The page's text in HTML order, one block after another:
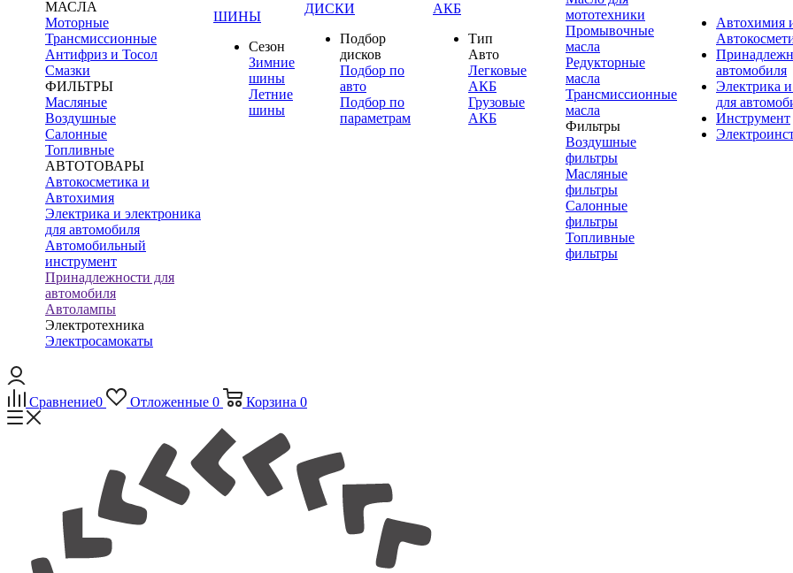
МАСЛА
Моторные
Трансмиссионные
Антифриз и Тосол
Смазки
ФИЛЬТРЫ
Масляные
Воздушные
Салонные
Топливные
АВТОТОВАРЫ
Автокосметика и
Автохимия
Электрика и электроника
для автомобиля
Автомобильный
инструмент
Принадлежности для
автомобиля
Автолампы
Электротехника
Электросамокаты
ШИНЫ
Сезон
Зимние
шины
Летние
шины
ДИСКИ
Подбор
дисков
Подбор по
авто
Подбор по
параметрам
АКБ
Тип
Авто
Легковые
АКБ
Грузовые
АКБ
мототехники
Промывочные
масла
Редукторные
масла
Трансмиссионные
масла
Фильтры
Воздушные
фильтры
Масляные
фильтры
Салонные
фильтры
Топливные
фильтры
Автохимия
автомобиля
Электрика
для
Инструмент
Сравнение0 Отложенные 0 Корзина 0